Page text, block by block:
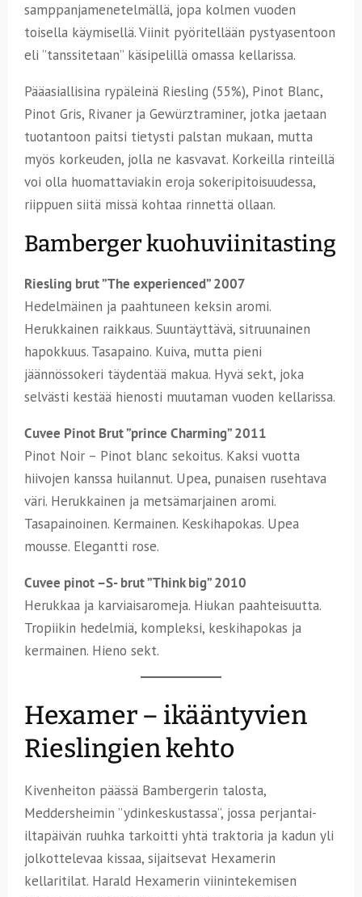
samppanjamenetelmällä, jopa kolmen vuoden
toisella käymisellä. Viinit pyöritellään pystyasentoon
eli ”tanssitetaan” käsipelillä omassa kellarissa.
Pääasiallisina rypäleinä Riesling (55%), Pinot Blanc,
Pinot Gris, Rivaner ja Gewürztraminer, jotka jaetaan
tuotantoon paitsi tietysti palstan mukaan, mutta
myös korkeuden, jolla ne kasvavat. Korkeilla rinteillä
voi olla huomattaviakin eroja sokeripitoisuudessa,
riippuen siitä missä kohtaa rinnettä ollaan.
Bamberger kuohuviinitasting
Riesling brut ”The experienced” 2007
Hedelmäinen ja paahtuneen keksin aromi.
Herukkainen raikkaus. Suuntäyttävä, sitruunainen
hapokkuus. Tasapaino. Kuiva, mutta pieni
jäännössokeri täydentää makua. Hyvä sekt, joka
selvästi kestää hienosti muutaman vuoden kellarissa.
Cuvee Pinot Brut ”prince Charming” 2011
Pinot Noir – Pinot blanc sekoitus. Kaksi vuotta
hiivojen kanssa huilannut. Upea, punaisen rusehtava
väri. Herukkainen ja metsämarjainen aromi.
Tasapainoinen. Kermainen. Keskihapokas. Upea
mousse. Elegantti rose.
Cuvee pinot –S- brut ”Think big” 2010
Herukkaa ja karviaisaromeja. Hiukan paahteisuutta.
Tropiikin hedelmiä, kompleksi, keskihapokas ja
kermainen. Hieno sekt.
Hexamer – ikääntyvien
Rieslingien kehto
Kivenheiton päässä Bambergerin talosta,
Meddersheimin ”ydinkeskustassa”, jossa perjantai-
iltapäivän ruuhka tarkoitti yhtä traktoria ja kadun yli
jolkottelevaa kissaa, sijaitsevat Hexamerin
kellaritilat. Harald Hexamerin viinintekemisen